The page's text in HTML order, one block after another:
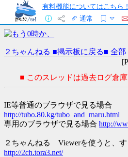
有料機能についてはこちら！
通常